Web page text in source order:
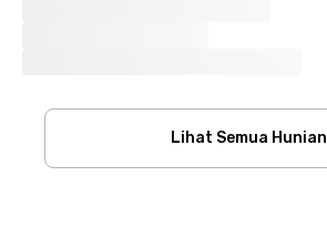
Lihat Semua Hunian